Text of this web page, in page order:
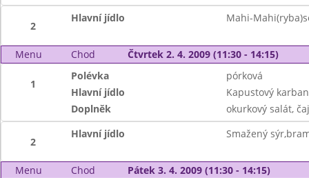
2
Hlavní jídlo Mahi-
Menu Chod Čtvrtek 2. 4. 2009 (11:30 - 14:15)
1
Polévka
pórková
Hlavní jídlo
Kapustový
Doplněk
okurkový salát,
2
Hlavní jídlo Smažený
Menu Chod Pátek 3. 4. 2009 (11:30 - 14:15)